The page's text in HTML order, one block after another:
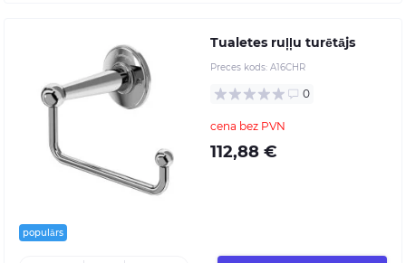
populārs
Tualetes ruļļu turētājs
Preces kods: A16CHR
0
cena bez PVN
112,88 €